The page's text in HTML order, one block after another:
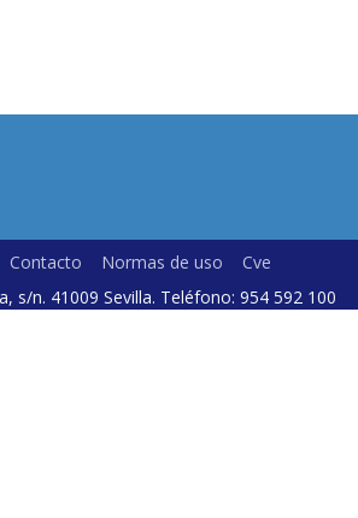
Contacto Normas de uso
Cve
s/n. 41009 Sevilla. Teléfono: 954 592 100